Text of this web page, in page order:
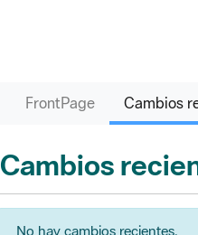
FrontPage Cambios
Cambios
No hay cambios recientes.